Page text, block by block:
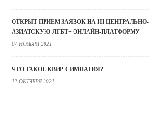
ОТКРЫТ ПРИЕМ ЗАЯВОК НА III ЦЕНТРАЛЬНО-
АЗИАТСКУЮ ЛГБТ+ ОНЛАЙН-ПЛАТФОРМУ
07 НОЯБРЯ 2021
ЧТО ТАКОЕ КВИР-СИМПАТИЯ?
12 ОКТЯБРЯ 2021